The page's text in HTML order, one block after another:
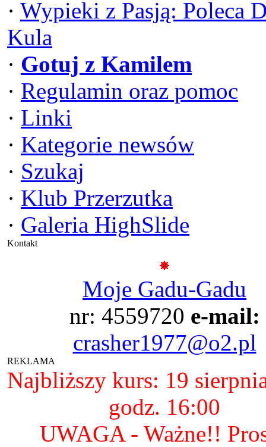
· Wypieki z Pasją: Poleca
Kula
· Gotuj z Kamilem
· Regulamin oraz pomoc
· Linki
· Kategorie newsów
· Szukaj
· Klub Przerzutka
· Galeria HighSlide
Kontakt
Moje Gadu-Gadu
nr: 4559720 e-mail:
crasher1977@o2.pl
REKLAMA
Najbliższy kurs: 19
godz. 16:00
UWAGA - Ważne!!